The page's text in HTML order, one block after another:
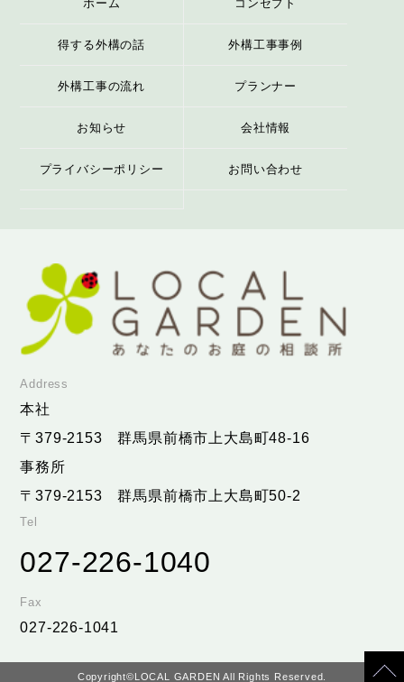
ホーム コンセプト
得する外構の話 外構工事事例
外構工事の流れ プランナー
お知らせ 会社情報
プライバシーポリシー お問い合わせ
Address
本社
〒379-2153群馬県前橋市上大島町48-16
事務所
〒379-2153群馬県前橋市上大島町50-2
Tel
027-226-1040
Fax
027-226-1041
Copyright©LOCAL GARDEN All Rights Reserved.